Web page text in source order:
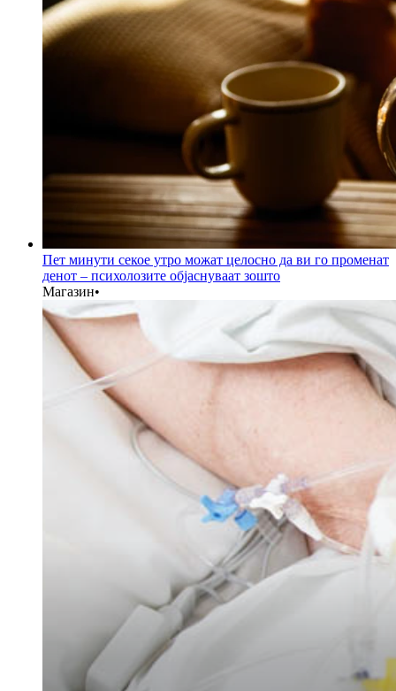
Пет минути секое утро можат целосно да ви го променат
денот – психолозите објаснуваат зошто
Магазин•